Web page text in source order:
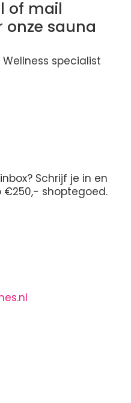
of mail
onze sauna
specialist
Schrijf je in en
€250,- shoptegoed.